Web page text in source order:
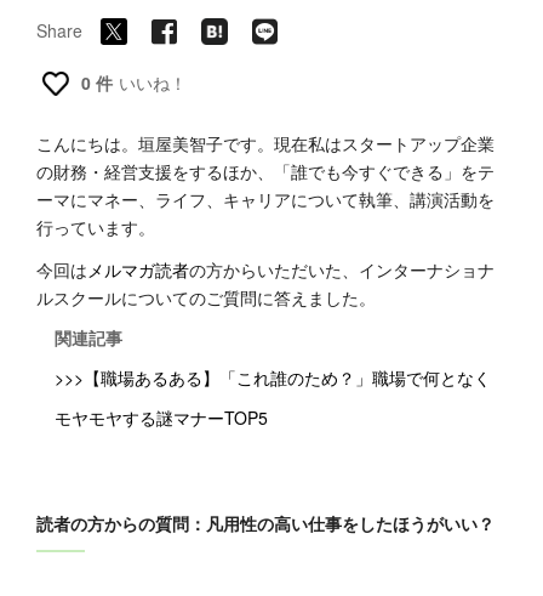
Share
0 件 いいね！
こんにちは。垣屋美智子です。現在私はスタートアップ企業
の財務・経営支援をするほか、「誰でも今すぐできる」をテ
ーマにマネー、ライフ、キャリアについて執筆、講演活動を
行っています。
今回はメルマガ読者の方からいただいた、インターナショナ
ルスクールについてのご質問に答えました。
関連記事
>>>【職場あるある】「これ誰のため？」職場で何となく
モヤモヤする謎マナーTOP5
読者の方からの質問：凡用性の高い仕事をしたほうがいい？